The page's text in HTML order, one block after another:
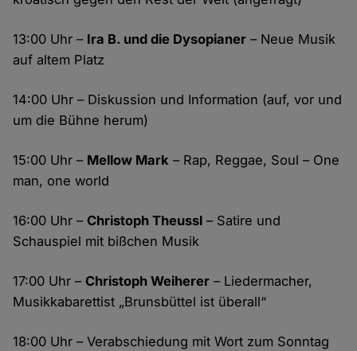
13:00 Uhr – Ira B. und die Dysopianer – Neue Musik
auf altem Platz
14:00 Uhr – Diskussion und Information (auf, vor und
um die Bühne herum)
15:00 Uhr – Mellow Mark – Rap, Reggae, Soul – One
man, one world
16:00 Uhr –Christoph Theussl – Satire und
Schauspiel mit bißchen Musik
17:00 Uhr –Christoph Weiherer – Liedermacher,
Musikkabarettist „Brunsbüttel ist überall“
18:00 Uhr – Verabschiedung mit Wort zum Sonntag